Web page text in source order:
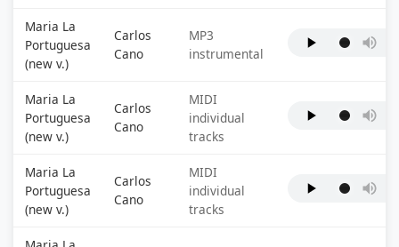
Maria La
Portuguesa
(new v.)
Carlos
Cano
MP3
instrumental
Maria La
Portuguesa
(new v.)
Carlos
Cano
MIDI
individual
tracks
Maria La
Portuguesa
(new v.)
Carlos
Cano
MIDI
individual
tracks